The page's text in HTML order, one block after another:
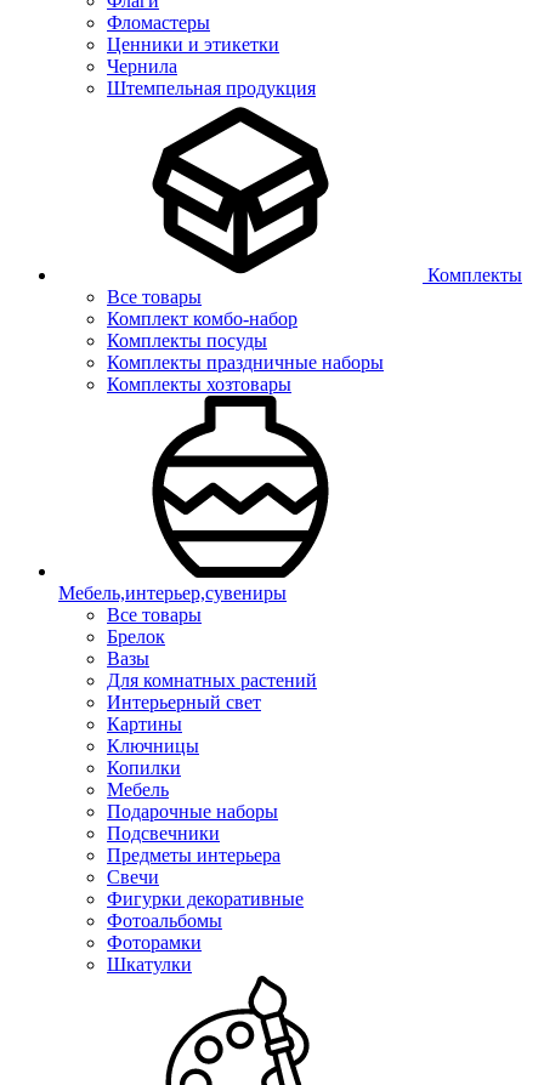
Фломастеры
Ценники и этикетки
Чернила
Штемпельная продукция
Комплекты
Все товары
Комплект комбо-набор
Комплекты посуды
Комплекты праздничные наборы
Комплекты хозтовары
Мебель,интерьер,сувениры
Все товары
Брелок
Вазы
Для комнатных растений
Интерьерный свет
Картины
Ключницы
Копилки
Мебель
Подарочные наборы
Подсвечники
Предметы интерьера
Свечи
Фигурки декоративные
Фотоальбомы
Фоторамки
Шкатулки